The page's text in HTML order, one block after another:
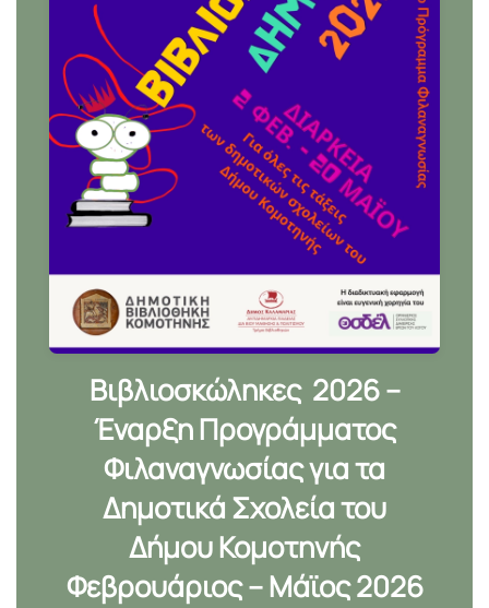
Βιβλιοσκώληκες 2026 –
Έναρξη Προγράμματος
Φιλαναγνωσίας για τα
Δημοτικά Σχολεία του
Δήμου Κομοτηνής
Φεβρουάριος – Μάϊος 2026